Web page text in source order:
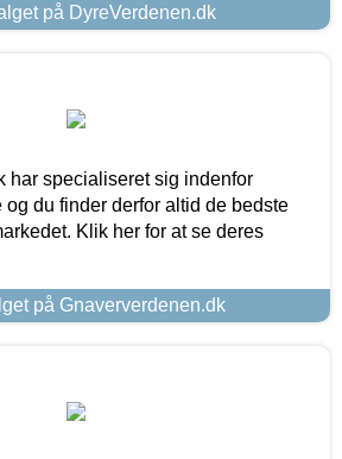
på DyreVerdenen.dk
har specialiseret sig indenfor
og du finder derfor altid de bedste
Klik her for at se deres
på Gnaververdenen.dk